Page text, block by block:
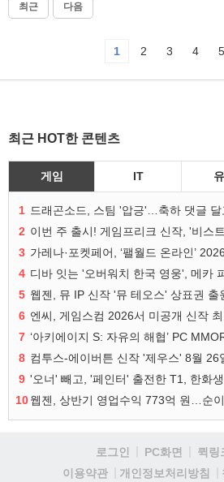
최근 다음
1 2 3 4 5
최근 HOT한 콘텐츠
게임 IT
1 드래곤소드, 스팀 '압긍'…축하 댓글 달
2 이번 주 출시! 게임프리크 신작, '비스
3 가레나·포켓페어, ‘팰월드 온라인’
4 디바 잇는 '오버워치 한국 영웅', 메카
5 웹젠, 뮤 IP 신작 '뮤 테오스' 상표권 출
6 엔씨, 게임스컴 2026서 미공개 신작
7 ‘아키에이지 S: 자유의 해협’ PC
8
9 '오너' 빼고, '페인터' 출전한 T1, 한화
10웹젠, 상반기 영업수익 773억 원…순
로그인 PC화면 퀵링
이용약관
개인정보처리방침